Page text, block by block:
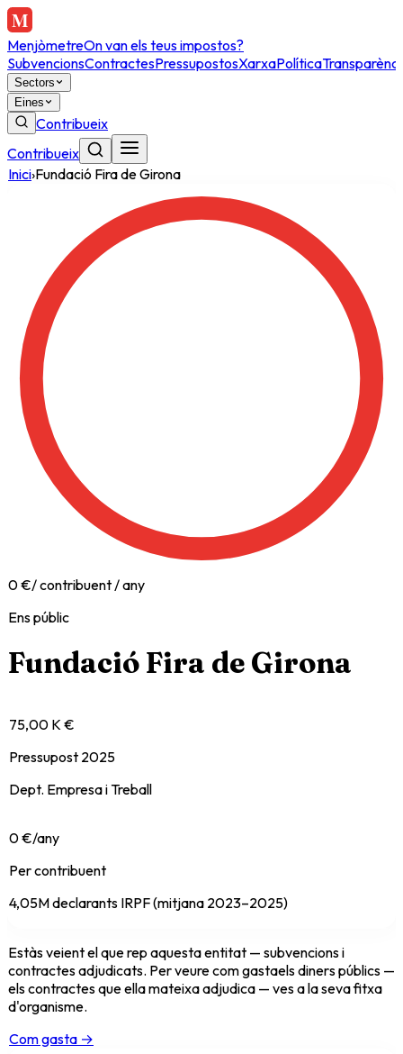
MenjòmetreOn van els teus impostos?
SubvencionsContractesPressupostosXarxaPolítica
Sectors
Eines
Contribueix
Contribueix
Inici›Fundació Fira de Girona
0€/ contribuent / any
Ens públic
Fundació Fira de Girona
75,00 K €
Pressupost 2025
Dept. Empresa i Treball
0 €/any
Per contribuent
4,05M declarants IRPF (mitjana 2023–2025)
Estàs veient el querep aquesta entitat — subvencions i
contractes adjudicats. Per veure comgastaels diners públics —
els contractes que ella mateixa adjudica — ves a la seva fitxa
d'organisme.
Com gasta →